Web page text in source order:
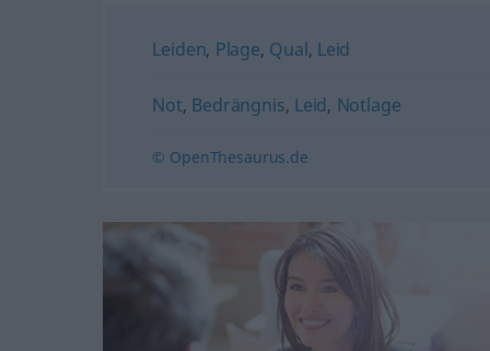
Leiden, Plage, Qual, Leid
Not, Bedrängnis, Leid, Notlage
© OpenThesaurus.de